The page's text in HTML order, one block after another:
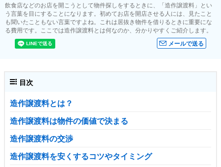
飲食店などのお店を開こうとして物件探しをするときに、「造作譲渡料」とい
う言葉を目にすることになります。初めてお店を開店させる人には、見たこと
も聞いたこともない言葉ですよね。これは居抜き物件を借りるときに重要にな
る費用です。ここでは造作譲渡料とは何なのか、分かりやすくご紹介します。
メールで送る
目次
造作譲渡料とは？
造作譲渡料は物件の価値で決まる
造作譲渡料の交渉
造作譲渡料を安くするコツやタイミング